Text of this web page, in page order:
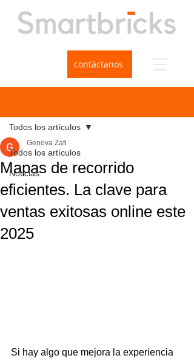
contáctanos
Todos los artículos
Noticias
Todos los artículos
Mapas de recorrido
eficientes. La clave para
ventas exitosas online este
2025
Genova Zafi
Si hay algo que mejora la experiencia